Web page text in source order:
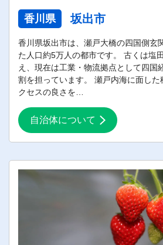
香川県 坂出市
香川県坂出市は、瀬戸大橋の四国側玄
た人口約5万人の都市です。 古くは塩
え、現在は工業・物流拠点として四国
割を担っています。 瀬戸内海に面し
クセスの良さを…
自治体について